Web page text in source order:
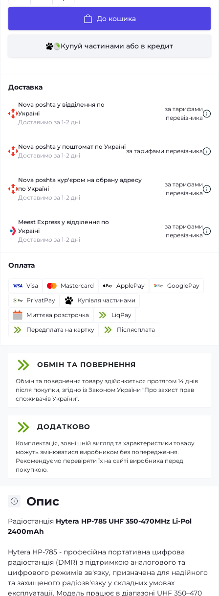
До кошика
Купуй частинами або в кредит
Доставка
Nova poshta у відділення по
Україні
Доставимо за 1-2 дні
за тарифами
перевізника
Nova poshta у поштомат по Україні
Доставимо за 1-2 дні
за тарифами перевізника
Nova poshta кур'єром на обрану адресу
по Україні
Доставимо за 1-2 дні
за тарифами
перевізника
Meest Express у відділення по
Україні
Доставимо за 1-2 дні
за тарифами
перевізника
Оплата
Visa Mastercard ApplePay
GooglePay
PrivatPay
Купівля частинами
Миттєва розстрочка
LiqPay
Передплата на картку
Пiслясплата
Опис
Радіостанція Hytera HP-785 UHF 350-470MHz Li-Pol
2400mAh
Hytera HP-785 - професійна портативна цифрова
радіостанція (DMR) з підтримкою аналогового та
цифрового режимів зв'язку, призначена для надійного
та захищеного радіозв'язку у складних умовах
експлуатації. Модель працює в діапазоні UHF 350–470
ОБМІН ТА ПОВЕРНЕННЯ
Обмін та повернення товару здійснюється протягом 14 днів
після покупки, згідно із Законом України "Про захист прав
споживачів України".
ДОДАТКОВО
Комплектація, зовнішній вигляд та характеристики товару
можуть змінюватися виробником без попередження.
Рекомендуємо перевіряти їх на сайті виробника перед
покупкою.